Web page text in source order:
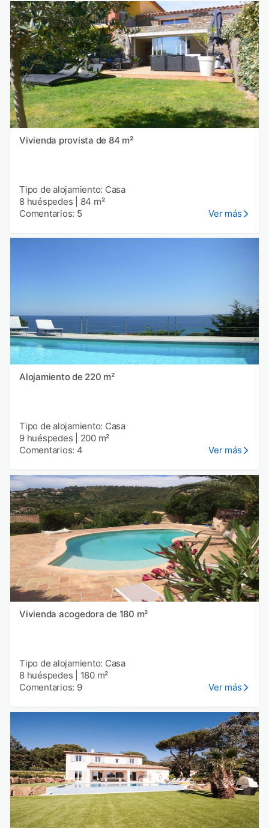
Vivienda provista de 84 m²
Tipo de alojamiento: Casa
8 huéspedes
84 m²
Comentarios: 5
Ver más
Alojamiento de 220 m²
Tipo de alojamiento: Casa
9 huéspedes
200 m²
Comentarios: 4
Ver más
Vivienda acogedora de 180 m²
Tipo de alojamiento: Casa
8 huéspedes
180 m²
Comentarios: 9
Ver más